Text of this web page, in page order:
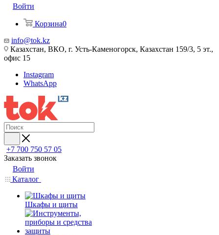
Войти
Корзина0
info@tok.kz
Казахстан, ВКО, г. Усть-Каменогорск, Казахстан 159/3, 5 эт.,
офис 15
Instagram
WhatsApp
+7 700 750 57 05
Заказать звонок
Войти
Каталог
Шкафы и щиты